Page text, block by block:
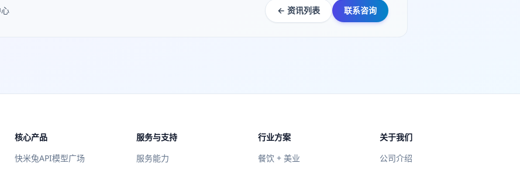
← 资讯列表 联系咨询
核心产品
快米兔API模型广场
服务与支持
服务能力
行业方案
餐饮 + 美业
关于我们
公司介绍